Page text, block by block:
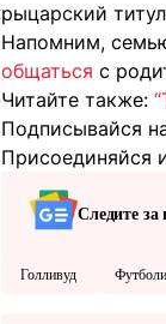
рыцарский
Напомним,
общаться с
Читайте также:
Подписывайся
Присоединяйся
Следите
Голливуд